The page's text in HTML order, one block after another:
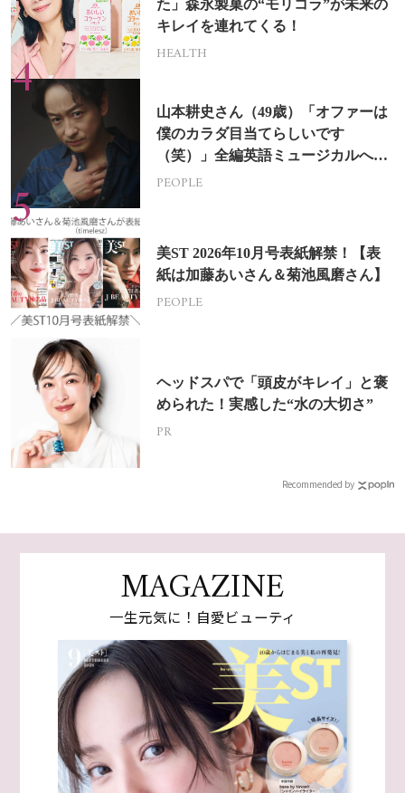
た」森永製菓の“モリコラ”が未来の
キレイを連れてくる！
HEALTH
山本耕史さん（49歳）「オファーは
僕のカラダ目当てらしいです
（笑）」全編英語ミュージカルへの
挑戦
PEOPLE
美ST 2026年10月号表紙解禁！【表
紙は加藤あいさん＆菊池風磨さん】
PEOPLE
ヘッドスパで「頭皮がキレイ」と褒
められた！実感した“水の大切さ”
PR
Recommended by
MAGAZINE
一生元気に！自愛ビューティ